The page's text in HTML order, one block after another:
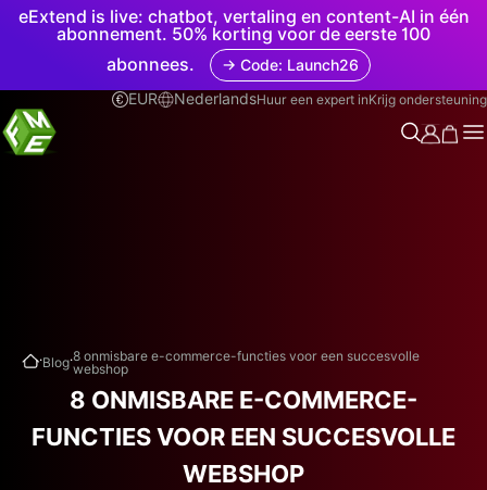
eExtend is live: chatbot, vertaling en content-AI in één
abonnement. 50% korting voor de eerste 100
abonnees.
→ Code: Launch26
EUR
NederlandsHuur een expert inKrijg ondersteuning
.Blog.8 onmisbare e-commerce-functies voor een succesvolle
webshop
8 ONMISBARE E-COMMERCE-
FUNCTIES VOOR EEN SUCCESVOLLE
WEBSHOP